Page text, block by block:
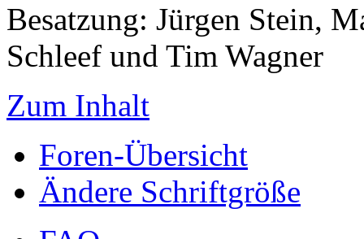
Besatzung: Jürgen Stein,
Schleef und Tim Wagner
Zum Inhalt
Foren-Übersicht
Ändere Schriftgröße